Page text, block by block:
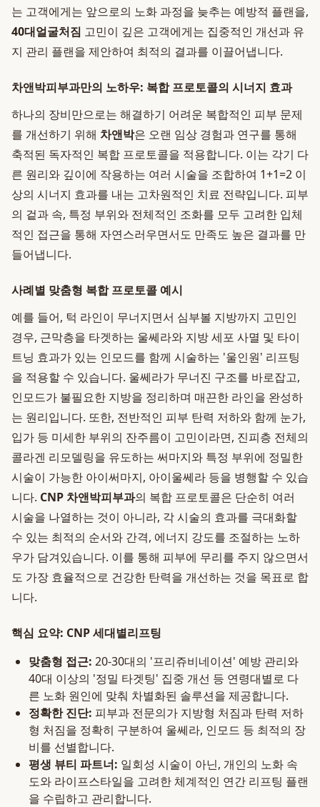
는 고객에게는 앞으로의 노화 과정을 늦추는 예방적 플랜을,
40대얼굴처짐 고민이 깊은 고객에게는 집중적인 개선과 유
지 관리 플랜을 제안하여 최적의 결과를 이끌어냅니다.
차앤박피부과만의 노하우: 복합 프로토콜의 시너지 효과
하나의 장비만으로는 해결하기 어려운 복합적인 피부 문제
를 개선하기 위해 차앤박은 오랜 임상 경험과 연구를 통해
축적된 독자적인 복합 프로토콜을 적용합니다. 이는 각기 다
른 원리와 깊이에 작용하는 여러 시술을 조합하여 1+1=2 이
상의 시너지 효과를 내는 고차원적인 치료 전략입니다. 피부
의 겉과 속, 특정 부위와 전체적인 조화를 모두 고려한 입체
적인 접근을 통해 자연스러우면서도 만족도 높은 결과를 만
들어냅니다.
사례별 맞춤형 복합 프로토콜 예시
예를 들어, 턱 라인이 무너지면서 심부볼 지방까지 고민인
경우, 근막층을 타겟하는 울쎄라와 지방 세포 사멸 및 타이
트닝 효과가 있는 인모드를 함께 시술하는 '울인원' 리프팅
을 적용할 수 있습니다. 울쎄라가 무너진 구조를 바로잡고,
인모드가 불필요한 지방을 정리하며 매끈한 라인을 완성하
는 원리입니다. 또한, 전반적인 피부 탄력 저하와 함께 눈가,
입가 등 미세한 부위의 잔주름이 고민이라면, 진피층 전체의
콜라겐 리모델링을 유도하는 써마지와 특정 부위에 정밀한
시술이 가능한 아이써마지, 아이울쎄라 등을 병행할 수 있습
니다. CNP 차앤박피부과의 복합 프로토콜은 단순히 여러
시술을 나열하는 것이 아니라, 각 시술의 효과를 극대화할
수 있는 최적의 순서와 간격, 에너지 강도를 조절하는 노하
우가 담겨있습니다. 이를 통해 피부에 무리를 주지 않으면서
도 가장 효율적으로 건강한 탄력을 개선하는 것을 목표로 합
니다.
핵심 요약: CNP 세대별리프팅
맞춤형 접근: 20-30대의 '프리쥬비네이션' 예방 관리와
40대 이상의 '정밀 타겟팅' 집중 개선 등 연령대별로 다
른 노화 원인에 맞춰 차별화된 솔루션을 제공합니다.
정확한 진단: 피부과 전문의가 지방형 처짐과 탄력 저하
형 처짐을 정확히 구분하여 울쎄라, 인모드 등 최적의 장
비를 선별합니다.
평생 뷰티 파트너: 일회성 시술이 아닌, 개인의 노화 속
도와 라이프스타일을 고려한 체계적인 연간 리프팅 플랜
을 수립하고 관리합니다.